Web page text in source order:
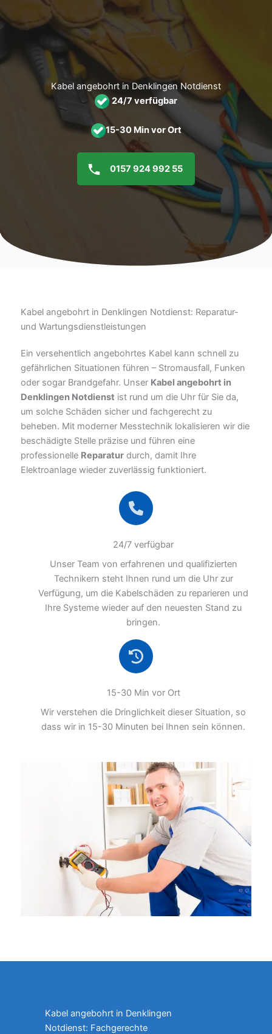
Inhalt
Kabel angebohrt in Denklingen Notdienst
24/7 verfügbar
15-30 Min vor Ort
0157 924 992 55
Kabel angebohrt in Denklingen Notdienst: Reparatur-
und Wartungsdienstleistungen
Ein versehentlich angebohrtes Kabel kann schnell zu
gefährlichen Situationen führen – Stromausfall, Funken
oder sogar Brandgefahr. Unser Kabel angebohrt in
Denklingen Notdienst ist rund um die Uhr für Sie da,
um solche Schäden sicher und fachgerecht zu
beheben. Mit moderner Messtechnik lokalisieren wir die
beschädigte Stelle präzise und führen eine
professionelle Reparatur durch, damit Ihre
Elektroanlage wieder zuverlässig funktioniert.
24/7 verfügbar
Unser Team von erfahrenen und qualifizierten
Technikern steht Ihnen rund um die Uhr zur
Verfügung, um die Kabelschäden zu reparieren und
Ihre Systeme wieder auf den neuesten Stand zu
bringen.
15-30 Min vor Ort
Wir verstehen die Dringlichkeit dieser Situation, so
dass wir in 15-30 Minuten bei Ihnen sein können.
Kabel angebohrt in Denklingen
Notdienst: Fachgerechte